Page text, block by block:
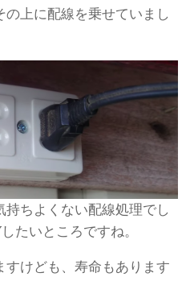
上に配線を乗せていまし
ちよくない配線処理でし
たいところですね。
けども、寿命もあります